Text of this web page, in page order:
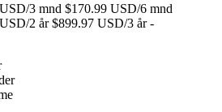
3 mnd $170.99 USD/6 mnd
2 år$899.97 USD/3 år-